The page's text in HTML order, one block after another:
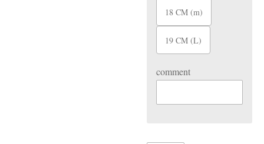
18 CM (m)
19 CM (L)
comment